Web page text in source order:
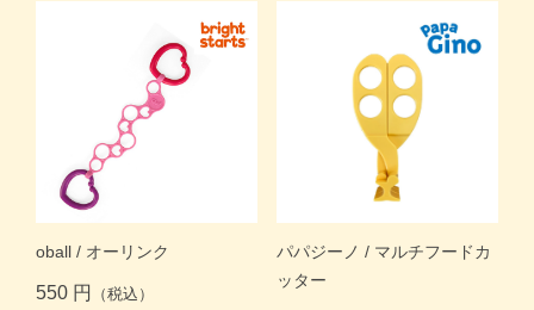
oball / オーリンク
550 円 （税込）
パパジーノ / マルチフードカ
ッター